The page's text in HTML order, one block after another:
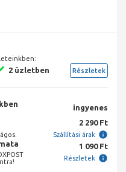
2 üzletben Részletek
ingyenes
2 290 Ft
Szállítási árak
1 090 Ft
Részletek